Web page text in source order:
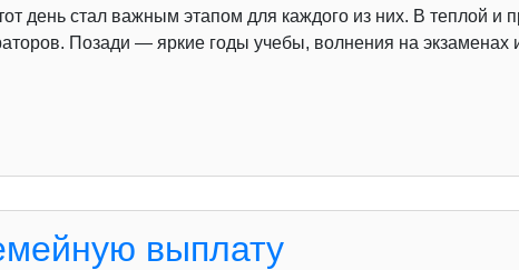
день стал важным этапом для каждого из них. В теплой и
Позади — яркие годы учебы, волнения на
выплату